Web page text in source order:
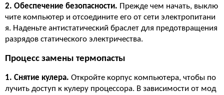
2. Обеспечение безопасности. Прежде чем начать, выклю
чите компьютер и отсоедините его от сети электропитани
я. Наденьте антистатический браслет для предотвращения
разрядов статического электричества.
Процесс замены термопасты
1. Снятие кулера. Откройте корпус компьютера, чтобы по
лучить доступ к кулеру процессора. В зависимости от мод